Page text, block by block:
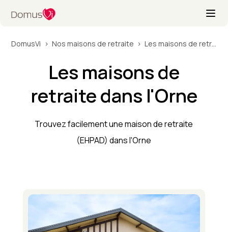
DomusVi Nos maisons de retraite Les maisons de retraite dans l'Orne
Les maisons de
retraite dans l'Orne
Trouvez facilement une maison de retraite
(EHPAD) dans l'Orne